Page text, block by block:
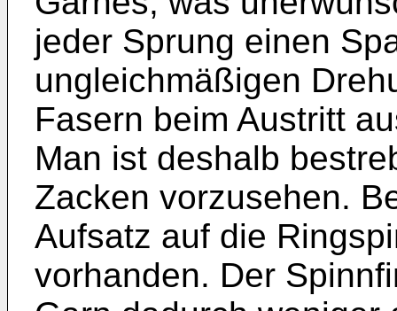
jeder Sprung einen
ungleichmäßigen
Fasern beim Austritt
Man ist deshalb
Zacken vorzusehen.
Aufsatz auf die
vorhanden. Der